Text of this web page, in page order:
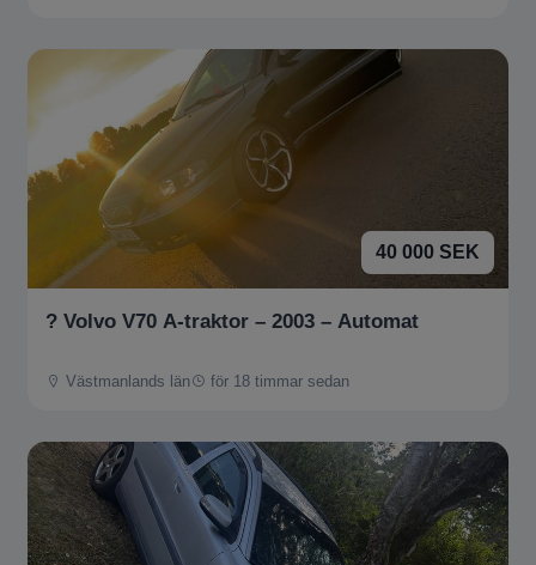
40 000 SEK
? Volvo V70 A-traktor – 2003 – Automat
Västmanlands län för 18 timmar sedan